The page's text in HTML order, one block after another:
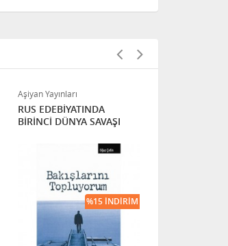
Aşiyan Yayınları
RUS EDEBİYATINDA
BİRİNCİ DÜNYA SAVAŞI
%15 İNDIRIM